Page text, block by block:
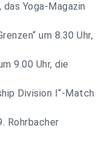
Yoga-Magazin
um 8.30 Uhr,
9.00 Uhr, die
Division I“-Match
Rohrbacher